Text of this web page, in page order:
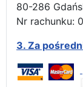
80-286
Nr rachunku:
3. Za